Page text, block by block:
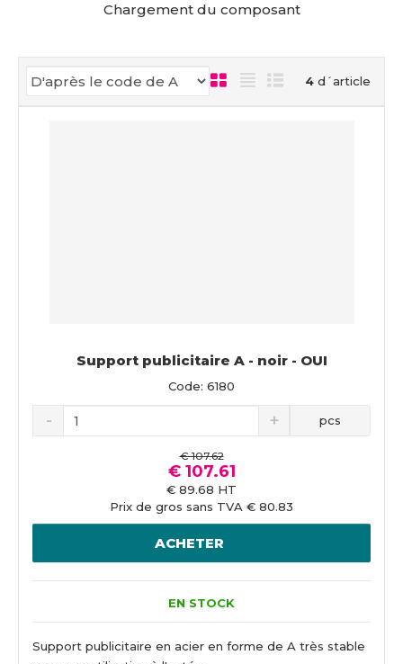
Chargement du composant
4 d´article
Support publicitaire A - noir - OUI
Code: 6180
€ 107.62
€ 107.61
€ 89.68 HT
Prix de gros sans TVA € 80.83
pcs
ACHETER
EN STOCK
Support publicitaire en acier en forme de A très stable